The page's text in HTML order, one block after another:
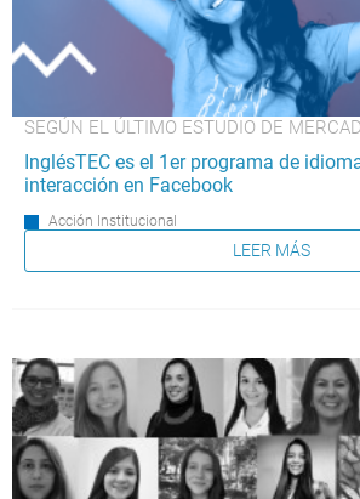
SEGÚN EL ÚLTIMO ESTUDIO DE
InglésTEC es el 1er programa de
interacción en Facebook
Acción Institucional
LEER MÁS